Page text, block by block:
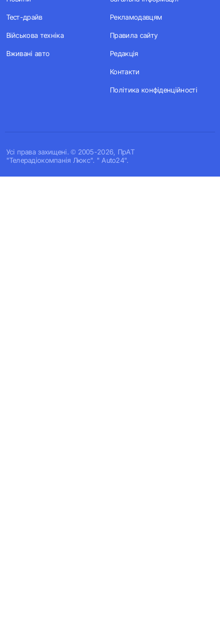
Усi права захищенi. © 2005-2026, ПрАТ
"Телерадіокомпанія Люкс". " Auto24".
Тест-драйв
Військова техніка
Вживані авто
Рекламодавцям
Правила сайту
Редакція
Контакти
Політика конфіденційності